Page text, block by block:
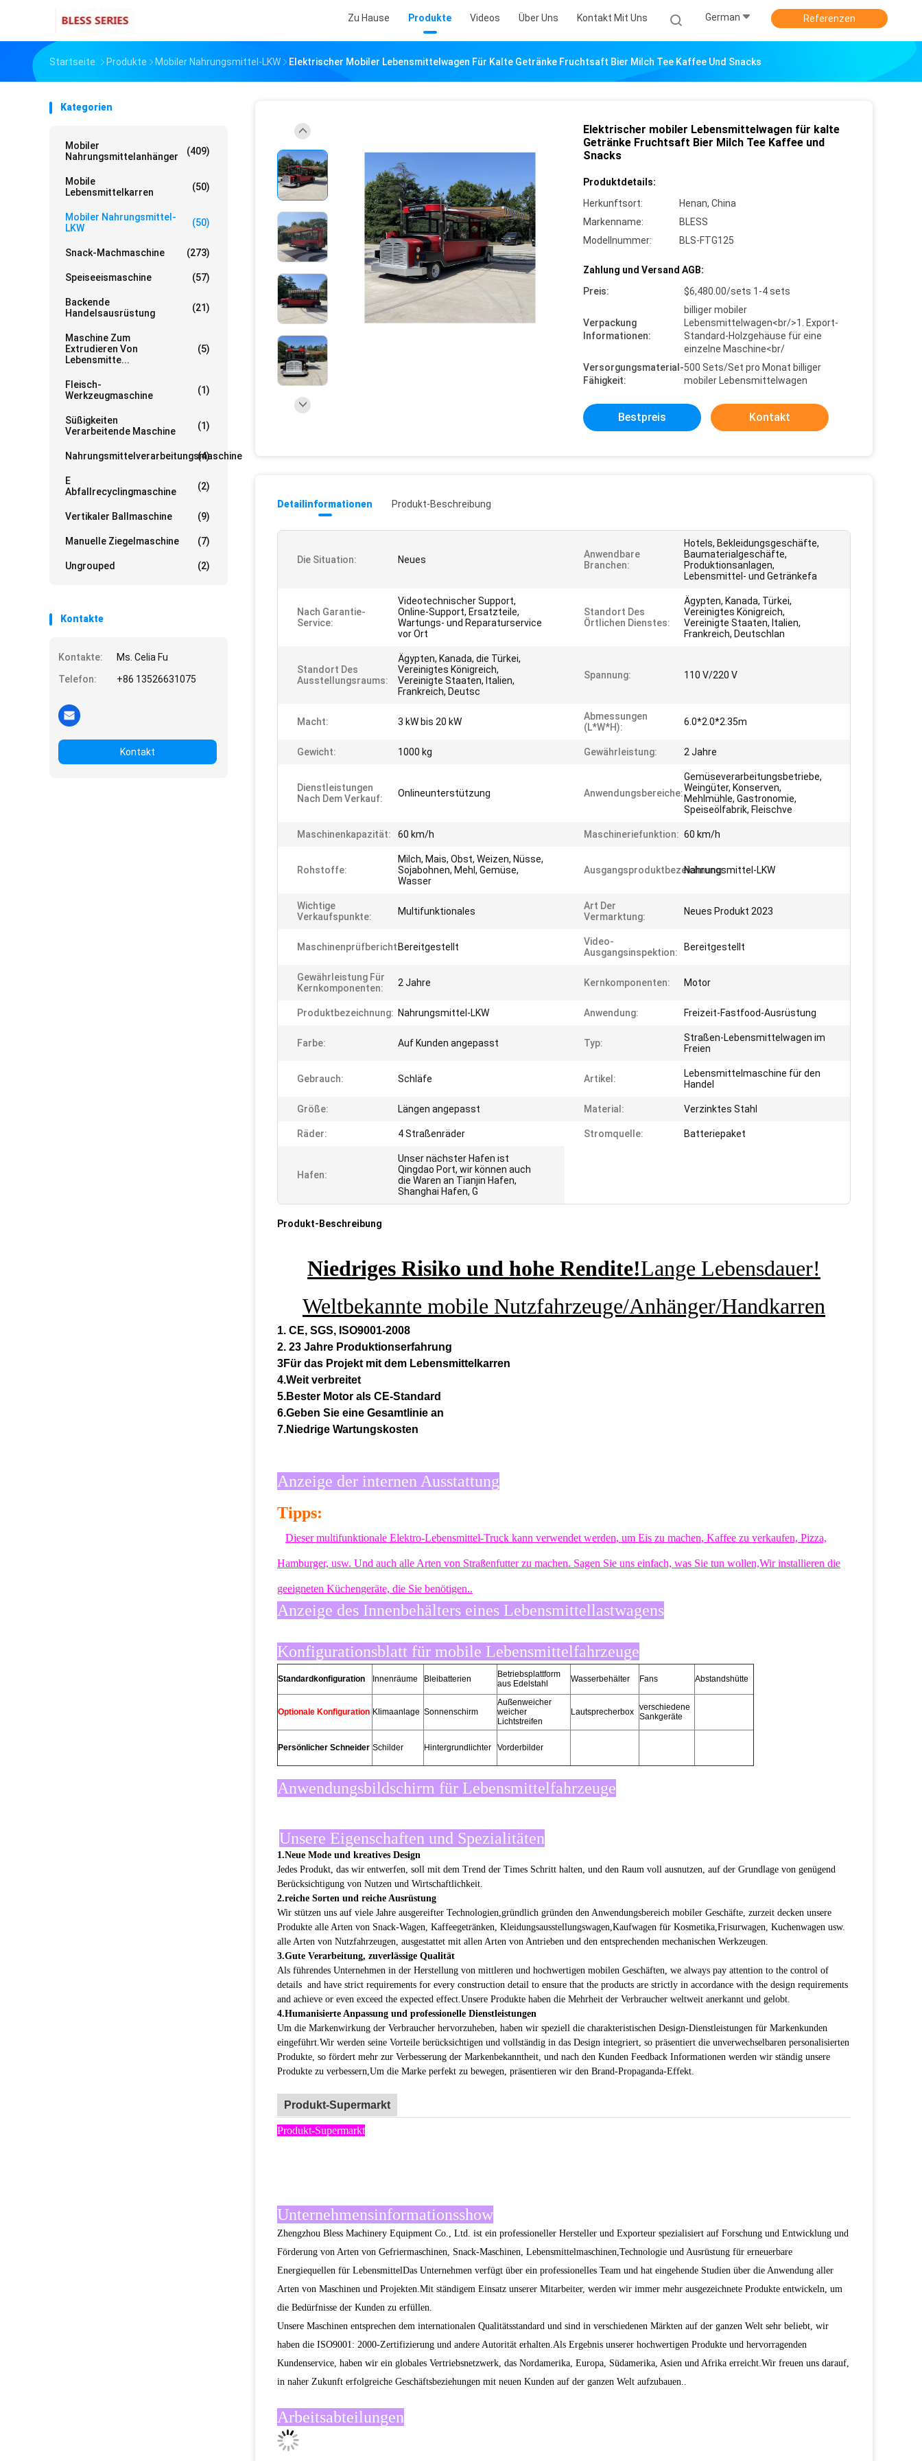
Zu Hause Produkte Videos Über Uns Kontakt Mit Uns German Referenzen
Startseite Produkte Mobiler Nahrungsmittel-LKW Elektrischer Mobiler Lebensmittelwagen Für Kalte Getränke Fruchtsaft Bier Milch Tee Kaffee Und Snacks
Kategorien
Mobiler
Nahrungsmittelanhänger
(409)
Mobile
Lebensmittelkarren
(50)
Mobiler Nahrungsmittel-
LKW
(50)
Snack-Machmaschine (273)
Speiseeismaschine (57)
Backende
Handelsausrüstung
(21)
Maschine Zum
Extrudieren Von
Lebensmitte...
(5)
Fleisch-
Werkzeugmaschine
(1)
Süßigkeiten
Verarbeitende Maschine
(1)
Nahrungsmittelverarbeitungsmaschine
(4)
E
Abfallrecyclingmaschine
(2)
Vertikaler Ballmaschine (9)
Manuelle Ziegelmaschine (7)
Ungrouped (2)
Kontakte
Kontakte:
Ms. Celia Fu
Telefon:
+86 13526631075
Kontakt
Elektrischer mobiler Lebensmittelwagen für kalte
Getränke Fruchtsaft Bier Milch Tee Kaffee und
Snacks
Produktdetails:
Herkunftsort:
Henan, China
Markenname:
BLESS
Modellnummer:
BLS-FTG125
Zahlung und Versand AGB:
Preis:
$6,480.00/sets 1-4 sets
Verpackung
Informationen:
billiger mobiler
Lebensmittelwagen<br/>1. Export-
Standard-Holzgehäuse für eine
einzelne Maschine<br/
Versorgungsmaterial-
Fähigkeit:
500 Sets/Set pro Monat billiger
mobiler Lebensmittelwagen
Bestpreis Kontakt
Detailinformationen Produkt-Beschreibung
Die Situation: Neues
Anwendbare
Branchen:
Hotels, Bekleidungsgeschäfte,
Baumaterialgeschäfte,
Produktionsanlagen,
Lebensmittel- und Getränkefa
Nach Garantie-
Service:
Videotechnischer Support,
Online-Support, Ersatzteile,
Wartungs- und Reparaturservice
vor Ort
Standort Des
Örtlichen Dienstes:
Ägypten, Kanada, Türkei,
Vereinigtes Königreich,
Vereinigte Staaten, Italien,
Frankreich, Deutschlan
Standort Des
Ausstellungsraums:
Ägypten, Kanada, die Türkei,
Vereinigtes Königreich,
Vereinigte Staaten, Italien,
Frankreich, Deutsc
Spannung: 110 V/220 V
Macht: 3 kW bis 20 kW
Abmessungen
(L*W*H):
6.0*2.0*2.35m
Gewicht: 1000 kg Gewährleistung: 2 Jahre
Dienstleistungen
Nach Dem Verkauf:
Onlineunterstützung Anwendungsbereiche:
Gemüseverarbeitungsbetriebe,
Weingüter, Konserven,
Mehlmühle, Gastronomie,
Speiseölfabrik, Fleischve
Maschinenkapazität: 60 km/h Maschineriefunktion: 60 km/h
Rohstoffe:
Milch, Mais, Obst, Weizen, Nüsse,
Sojabohnen, Mehl, Gemüse,
Wasser
Ausgangsproduktbezeichnung:Nahrungsmittel-LKW
Wichtige
Verkaufspunkte:
Multifunktionales
Art Der
Vermarktung:
Neues Produkt 2023
Maschinenprüfbericht:Bereitgestellt
Video-
Ausgangsinspektion:
Bereitgestellt
Gewährleistung Für
Kernkomponenten:
2 Jahre Kernkomponenten: Motor
Produktbezeichnung: Nahrungsmittel-LKW Anwendung: Freizeit-Fastfood-Ausrüstung
Farbe: Auf Kunden angepasst Typ:
Straßen-Lebensmittelwagen im
Freien
Gebrauch: Schläfe Artikel:
Lebensmittelmaschine für den
Handel
Größe: Längen angepasst Material: Verzinktes Stahl
Räder: 4 Straßenräder Stromquelle: Batteriepaket
Hafen:
Unser nächster Hafen ist
Qingdao Port, wir können auch
die Waren an Tianjin Hafen,
Shanghai Hafen, G
Produkt-Beschreibung
Niedriges Risiko und hohe Rendite!Lange Lebensdauer!
Weltbekannte mobile Nutzfahrzeuge/Anhänger/Handkarren
1. CE, SGS, ISO9001-2008
2. 23 Jahre Produktionserfahrung
3Für das Projekt mit dem Lebensmittelkarren
4.Weit verbreitet
5.Bester Motor als CE-Standard
6.Geben Sie eine Gesamtlinie an
7.Niedrige Wartungskosten
Anzeige der internen Ausstattung
Tipps:
Dieser multifunktionale Elektro-Lebensmittel-Truck kann verwendet werden, um Eis zu machen, Kaffee zu verkaufen, Pizza,
Hamburger, usw. Und auch alle Arten von Straßenfutter zu machen. Sagen Sie uns einfach, was Sie tun wollen,Wir installieren die
geeigneten Küchengeräte, die Sie benötigen..
Anzeige des Innenbehälters eines Lebensmittellastwagens
Konfigurationsblatt für mobile Lebensmittelfahrzeuge
Standardkonfiguration
Persönlicher Schneider Schilder Hintergrundlichter
Anwendungsbildschirm für Lebensmittelfahrzeuge
Unsere Eigenschaften und Spezialitäten
1.Neue Mode und kreatives Design
Jedes Produkt, das wir entwerfen, soll mit dem Trend der Times Schritt halten, und den Raum voll ausnutzen, auf der Grundlage von genügend
Berücksichtigung von Nutzen und Wirtschaftlichkeit.
Wir stützen uns auf viele Jahre ausgereifter Technologien,gründlich gründen den Anwendungsbereich mobiler Geschäfte, zurzeit decken unsere
Produkte alle Arten von Snack-Wagen, Kaffeegetränken, Kleidungsausstellungswagen,Kaufwagen für Kosmetika,Frisurwagen, Kuchenwagen usw.
3.Gute Verarbeitung, zuverlässige Qualität
Als führendes Unternehmen in der Herstellung von mittleren und hochwertigen mobilen Geschäften, we always pay attention to the control of
details and have strict requirements for every construction detail to ensure that the products are strictly in accordance with the design requirements